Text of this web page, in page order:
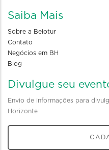
Saiba Mais
Sobre a Belotur
Contato
Negócios em BH
Blog
Divulgue seu
Envio de informações para
Horizonte